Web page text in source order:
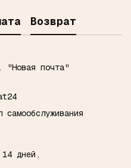
Возврат
"Новая почта"
14 дней.